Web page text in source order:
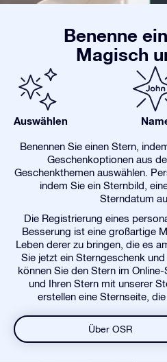
Benenne
Magisch
Auswählen
Benennen Sie einen Stern,
Geschenkoptionen aus
Geschenkthemen auswählen.
indem Sie ein Sternbild,
Sterndatum
Die Registrierung eines
Besserung ist eine großartige
Leben derer zu bringen, die es
Sie jetzt ein Sterngeschenk
können Sie den Stern im
und Ihren Stern mit unserer
erstellen eine Sternseite,
Über OSR